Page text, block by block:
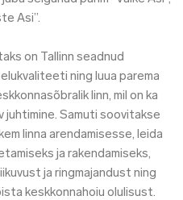
Asi”.
on Tallinn seadnud
ning luua parema
linn, mil on ka
Samuti soovitakse
linna arendamisesse, leida
ja rakendamiseks,
ja ringmajandust ning
keskkonnahoiu olulisust.